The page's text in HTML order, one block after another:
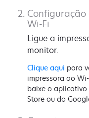
Wi-Fi
Ligue a
monitor.
Clique aqui para
impressora ao
baixe o
Store ou do